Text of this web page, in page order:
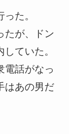
た。
たが、ドン
ていた。
電話がなっ
はあの男だ